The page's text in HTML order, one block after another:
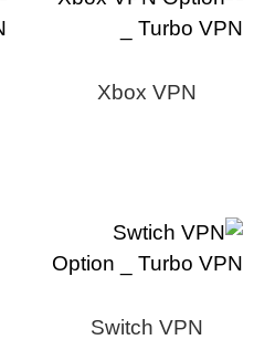
Xbox VPN
Switch VPN